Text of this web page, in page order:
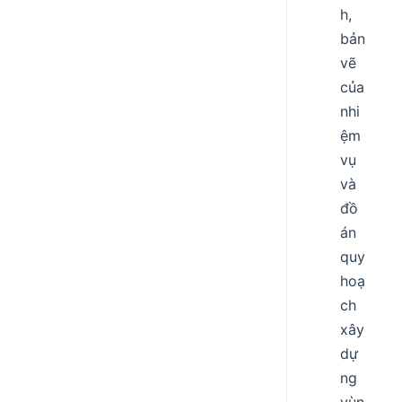
h,
bản
vẽ
của
nhi
ệm
vụ
và
đồ
án
quy
hoạ
ch
xây
dự
ng